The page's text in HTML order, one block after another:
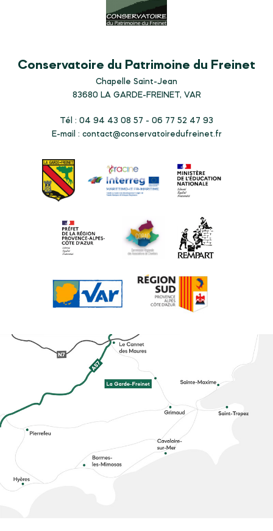
Conservatoire du Patrimoine du Freinet
Chapelle Saint-Jean
83680 LA GARDE-FREINET, VAR
Tél : 04 94 43 08 57 - 06 77 52 47 93
E-mail : contact@conservatoiredufreinet.fr